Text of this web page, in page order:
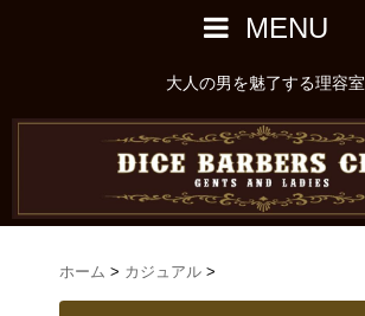
MENU
大人の男を魅了する理容室
ホーム > カジュアル >